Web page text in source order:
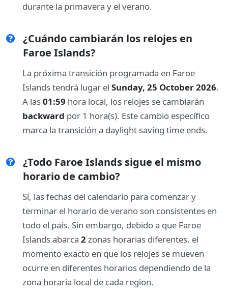
durante la primavera y el verano.
¿Cuándo cambiarán los relojes en
Faroe Islands?
La próxima transición programada en Faroe
Islands tendrá lugar el Sunday, 25 October 2026.
A las01:59 hora local, los relojes se cambiarán
backward por 1 hora(s). Este cambio específico
marca la transición a daylight saving time ends.
¿Todo Faroe Islands sigue el mismo
horario de cambio?
Sí, las fechas del calendario para comenzar y
terminar el horario de verano son consistentes en
todo el país. Sin embargo, debido a que Faroe
Islands abarca 2 zonas horarias diferentes, el
momento exacto en que los relojes se mueven
ocurre en diferentes horarios dependiendo de la
zona horaria local de cada region.